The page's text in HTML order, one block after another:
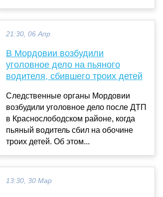
21:30, 06 Апр
В Мордовии возбудили
уголовное дело на пьяного
водителя, сбившего троих детей
Следственные органы Мордовии
возбудили уголовное дело после ДТП
в Краснослободском районе, когда
пьяный водитель сбил на обочине
троих детей. Об этом...
13:30, 30 Мар